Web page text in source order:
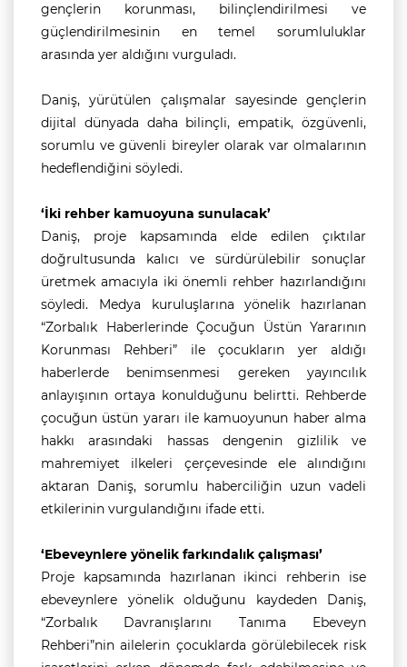
gençlerin korunması, bilinçlendirilmesi ve
güçlendirilmesinin en temel sorumluluklar
arasında yer aldığını vurguladı.
Daniş, yürütülen çalışmalar sayesinde gençlerin
dijital dünyada daha bilinçli, empatik, özgüvenli,
sorumlu ve güvenli bireyler olarak var olmalarının
hedeflendiğini söyledi.
‘İki rehber kamuoyuna sunulacak’
Daniş, proje kapsamında elde edilen çıktılar
doğrultusunda kalıcı ve sürdürülebilir sonuçlar
üretmek amacıyla iki önemli rehber hazırlandığını
söyledi. Medya kuruluşlarına yönelik hazırlanan
“Zorbalık Haberlerinde Çocuğun Üstün Yararının
Korunması Rehberi” ile çocukların yer aldığı
haberlerde benimsenmesi gereken yayıncılık
anlayışının ortaya konulduğunu belirtti. Rehberde
çocuğun üstün yararı ile kamuoyunun haber alma
hakkı arasındaki hassas dengenin gizlilik ve
mahremiyet ilkeleri çerçevesinde ele alındığını
aktaran Daniş, sorumlu haberciliğin uzun vadeli
etkilerinin vurgulandığını ifade etti.
‘Ebeveynlere yönelik farkındalık çalışması’
Proje kapsamında hazırlanan ikinci rehberin ise
ebeveynlere yönelik olduğunu kaydeden Daniş,
“Zorbalık Davranışlarını Tanıma Ebeveyn
Rehberi”nin ailelerin çocuklarda görülebilecek risk